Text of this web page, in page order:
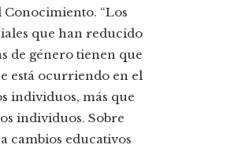
Conocimiento. “Los
que han reducido
de género tienen que
está ocurriendo en el
individuos, más que
individuos. Sobre
cambios educativos